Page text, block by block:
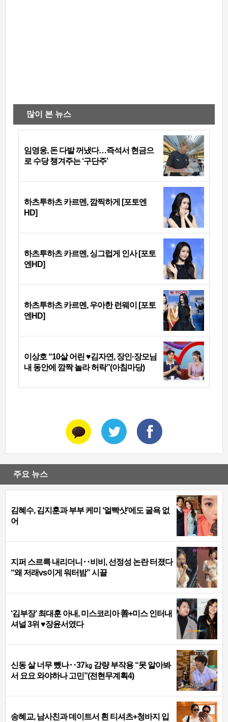
많이 본 뉴스
임영웅, 돈 다발 꺼냈다…즉석서 현금으
로 수당 챙겨주는 ‘구단주’
하츠투하츠 카르멘, 깜찍하게 [포토엔
HD]
하츠투하츠 카르멘, 싱그럽게 인사 [포토
엔HD]
하츠투하츠 카르멘, 우아한 런웨이 [포토
엔HD]
이상호 “10살 어린 ♥김자연, 장인·장모님
내 동안에 깜짝 놀라 허락”(아침마당)
주요 뉴스
김혜수, 김지훈과 부부 케미 ‘얼빡샷’에도 굴욕 없
어
지퍼 스르륵 내리더니‥비비, 선정성 논란 터졌다
“왜 저래vs이게 워터밤” 시끌
‘김부장’ 최대훈 아내, 미스코리아 善+미스 인터내
셔널 3위 ♥장윤서였다
신동 살 너무 뺐나‥37㎏ 감량 부작용 “못 알아봐
서 요요 와야하나 고민”(전현무계획4)
송혜교, 남사친과 데이트서 흰 티셔츠+청바지 입